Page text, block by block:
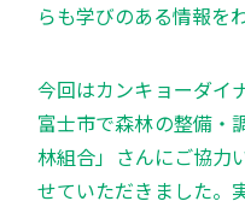
らも学びのある情報を
今回はカンキョーダイ
富士市で森林の整備・
林組合」さんにご協力
せていただきました。